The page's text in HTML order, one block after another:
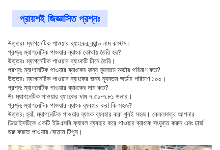
প্রায়শই জিজ্ঞাসিত প্রশ্নঃ
উত্তরঃ ম্যাগনেটিক পাওয়ার ব্যাংকের ব্র্যান্ড নাম কাস্টম।
প্রশ্ন: ম্যাগনেটিক পাওয়ার ব্যাংক কোথায় তৈরি হয়?
উত্তরঃ ম্যাগনেটিক পাওয়ার ব্যাংকটি চীনে তৈরি।
প্রশ্ন: ম্যাগনেটিক পাওয়ার ব্যাংকের জন্য ন্যূনতম অর্ডার পরিমাণ কত?
উত্তরঃ ম্যাগনেটিক পাওয়ার ব্যাংকের জন্য ন্যূনতম অর্ডার পরিমাণ ১০০।
প্রশ্ন: ম্যাগনেটিক পাওয়ার ব্যাংকের দাম কত?
উঃ ম্যাগনেটিক পাওয়ার ব্যাংকের দাম ৭.৩১-৭.৮১ ডলার।
প্রশ্ন: ম্যাগনেটিক পাওয়ার ব্যাংক ব্যবহার করা কি সহজ?
উত্তর: হ্যাঁ, ম্যাগনেটিক পাওয়ার ব্যাংক ব্যবহার করা খুবই সহজ। কেবলমাত্র আপনার
ডিভাইসটিকে একটি ইউএসবি ক্যাবল ব্যবহার করে পাওয়ার ব্যাংকে সংযুক্ত করুন এবং চার্জ
শুরু করতে পাওয়ার বোতাম টিপুন।